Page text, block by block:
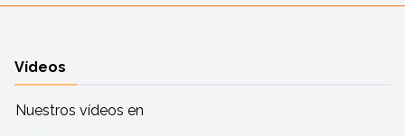
Vídeos
Nuestros vídeos en